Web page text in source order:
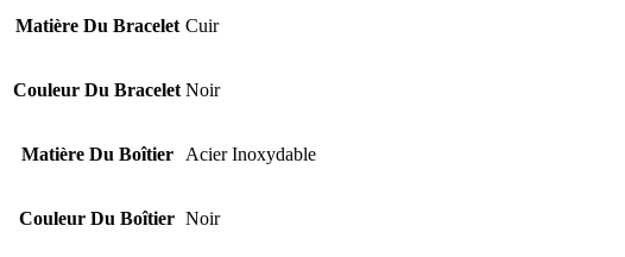
Matière Du Bracelet Cuir
Couleur Du Bracelet Noir
Matière Du Boîtier Acier Inoxydable
Couleur Du Boîtier Noir